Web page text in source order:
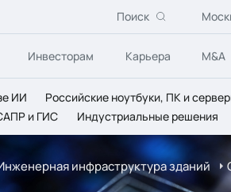
Поиск
Инвесторам Карьера M&A
ИИ Российские ноутбуки, ПК и
и ГИС
Индустриальные решения
инфраструктура зданий